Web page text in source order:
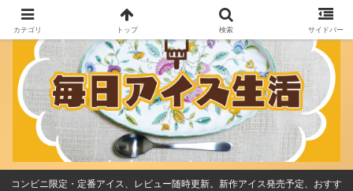
コンビニ限定・定番アイス、レビュー随時更新。新作アイス発売予定、おすす
カテゴリ トップ 検索 サイドバー